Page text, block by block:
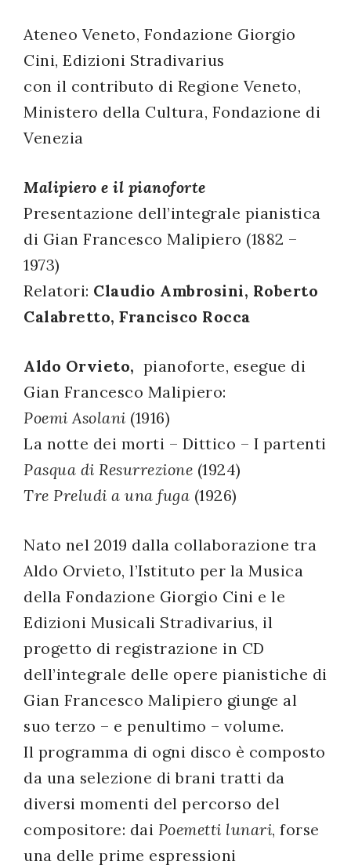
Ateneo Veneto, Fondazione Giorgio
Cini, Edizioni Stradivarius
con il contributo di Regione Veneto,
Ministero della Cultura, Fondazione di
Venezia
Malipiero e il pianoforte
Presentazione dell’integrale pianistica
di Gian Francesco Malipiero (1882 –
1973)
Relatori: Claudio Ambrosini, Roberto
Calabretto, Francisco Rocca
Aldo Orvieto, pianoforte, esegue di
Gian Francesco Malipiero:
Poemi Asolani (1916)
La notte dei morti – Dittico – I partenti
Pasqua di Resurrezione (1924)
Tre Preludi a una fuga (1926)
Nato nel 2019 dalla collaborazione tra
Aldo Orvieto, l’Istituto per la Musica
della Fondazione Giorgio Cini e le
Edizioni Musicali Stradivarius, il
progetto di registrazione in CD
dell’integrale delle opere pianistiche di
Gian Francesco Malipiero giunge al
suo terzo – e penultimo – volume.
Il programma di ogni disco è composto
da una selezione di brani tratti da
diversi momenti del percorso del
compositore: dai Poemetti lunari, forse
una delle prime espressioni
decreto
legislativo
Registrazione
successo!